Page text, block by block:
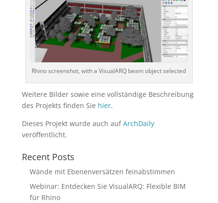
Rhino screenshot, with a VisualARQ beam object selected
Weitere Bilder sowie eine vollständige Beschreibung
des Projekts finden Sie hier.
Dieses Projekt wurde auch aufArchDaily
veröffentlicht.
Recent Posts
Wände mit Ebenenversätzen feinabstimmen
Webinar: Entdecken Sie VisualARQ: Flexible BIM
für Rhino